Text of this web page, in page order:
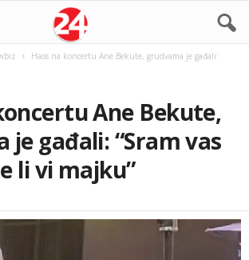
Haos na koncertu Ane Bekute, grudvama je gađali:
Ane Bekute,
je gađali: “Sram vas
li vi majku”